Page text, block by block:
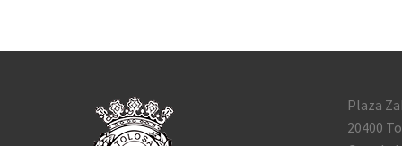
Plaza
20400